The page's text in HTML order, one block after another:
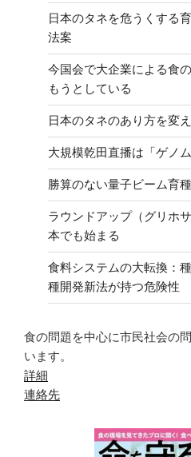
日本のタネを危うくする
法案
今国会で大企業による食
もうとしている
日本のタネのあり方を変
大規模乾田直播は「ゲノ
勝算のない量子ビーム育
ラウンドアップ（グリホ
本でも始まる
食料システムの大転換：
種開発新法が持つ危険性
食の問題を中心に市民社会の
います。
詳細
連絡先